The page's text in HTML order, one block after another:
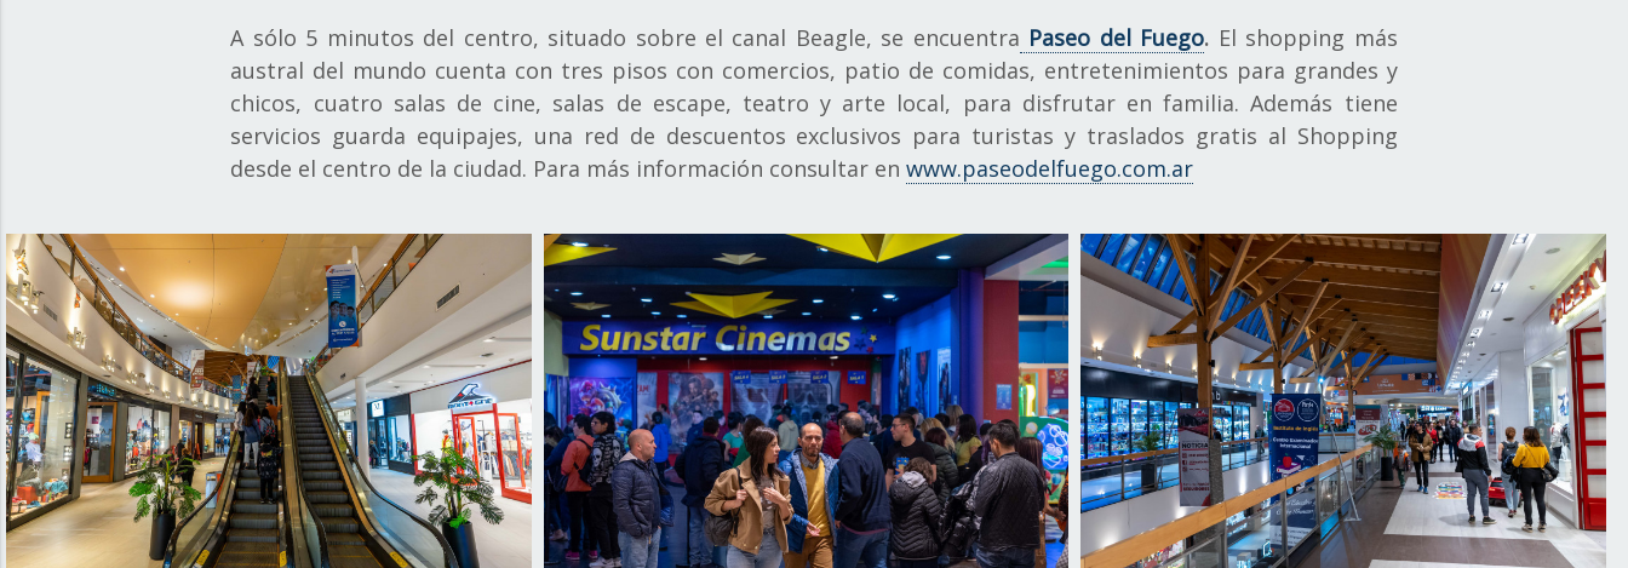
A sólo 5 minutos del centro, situado sobre el canal Beagle, se encuentra Paseo del Fuego. El shopping más
austral del mundo cuenta con tres pisos con comercios, patio de comidas, entretenimientos para grandes y
chicos, cuatro salas de cine, salas de escape, teatro y arte local, para disfrutar en familia. Además tiene
servicios guarda equipajes, una red de descuentos exclusivos para turistas y traslados gratis al Shopping
desde el centro de la ciudad. Para más información consultar enwww.paseodelfuego.com.ar